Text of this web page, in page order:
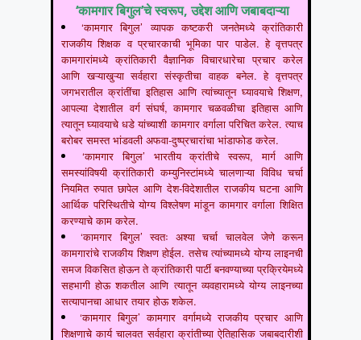
‘कामगार बिगुल’चे स्वरूप, उद्देश आणि जबाबदाऱ्या
‘कामगार बिगुल’ व्यापक कष्टकरी जनतेमध्ये क्रांतिकारी
राजकीय शिक्षक व प्रचारकाची भूमिका पार पाडेल. हे वृत्तपत्र
कामगारांमध्ये क्रांतिकारी वैज्ञानिक विचारधारेचा प्रचार करेल
आणि खऱ्याखुऱ्या सर्वहारा संस्कृतीचा वाहक बनेल. हे वृत्तपत्र
जगभरातील क्रांतींचा इतिहास आणि त्यांच्यातून घ्यावयाचे शिक्षण,
आपल्या देशातील वर्ग संघर्ष, कामगार चळवळीचा इतिहास आणि
त्यातून घ्यावयाचे धडे यांच्याशी कामगार वर्गाला परिचित करेल. त्याच
बरोबर समस्त भांडवली अफवा-दुष्प्रचारांचा भांडाफोड करेल.
‘कामगार बिगुल’ भारतीय क्रांतीचे स्वरूप, मार्ग आणि
समस्यांविषयी क्रांतिकारी कम्युनिस्टांमध्ये चालणाऱ्या विविध चर्चा
नियमित रुपात छापेल आणि देश-विदेशातील राजकीय घटना आणि
आर्थिक परिस्थितीचे योग्य विश्लेषण मांडून कामगार वर्गाला शिक्षित
करण्याचे काम करेल.
‘कामगार बिगुल’ स्वतः अश्या चर्चा चालवेल जेणे करून
कामगारांचे राजकीय शिक्षण होईल. तसेच त्यांच्यामध्ये योग्य लाइनची
समज विकसित होऊन ते क्रांतिकारी पार्टी बनवण्याच्या प्रक्रियेमध्ये
सहभागी होऊ शकतील आणि त्यातून व्यवहारामध्ये योग्य लाइनच्या
सत्यापानचा आधार तयार होऊ शकेल.
‘कामगार बिगुल’ कामगार वर्गामध्ये राजकीय प्रचार आणि
शिक्षणाचे कार्य चालवत सर्वहारा क्रांतीच्या ऐतिहासिक जबाबदारीशी